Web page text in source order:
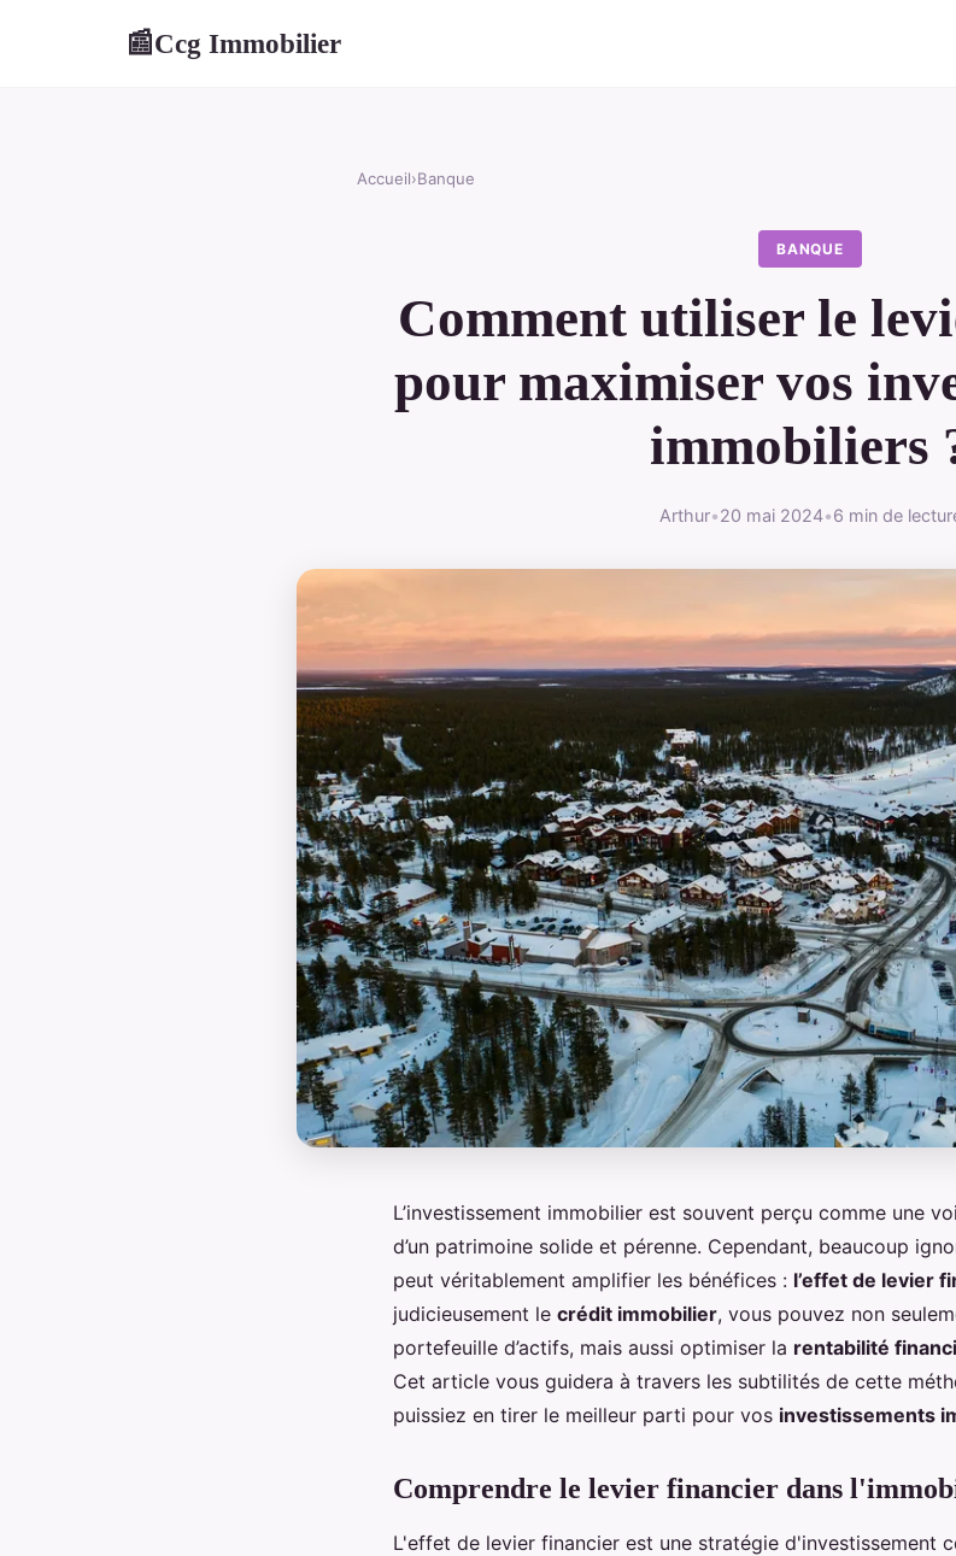
📰Ccg Immobilier
Accueil›Banque
BANQUE
Comment utiliser le
pour maximiser vos
immobiliers
Arthur•20 mai 2024•6 min de
L’investissement immobilier est souvent perçu comme une
d’un patrimoine solide et pérenne. Cependant, beaucoup
peut véritablement amplifier les bénéfices : l’effet de levier
judicieusement le crédit immobilier, vous pouvez non
portefeuille d’actifs, mais aussi optimiser la rentabilité
Cet article vous guidera à travers les subtilités de cette
puissiez en tirer le meilleur parti pour vos investissements
Comprendre le levier financier dans
L'effet de levier financier est une stratégie d'investissement